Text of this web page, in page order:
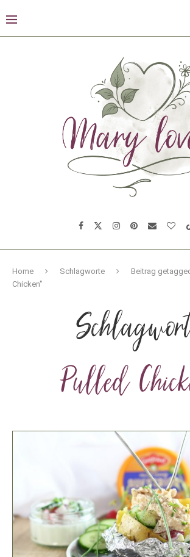
Home Schlagworte
Beitrag
Chicken"
Pulled